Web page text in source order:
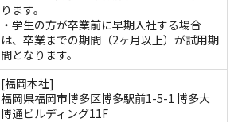
ります。
・学生の方が卒業前に早期入社する場合
は、卒業までの期間（2ヶ月以上）が試用期
間となります。
[福岡本社]
福岡県福岡市博多区博多駅前1-5-1 博多大
博通ビルディング11F